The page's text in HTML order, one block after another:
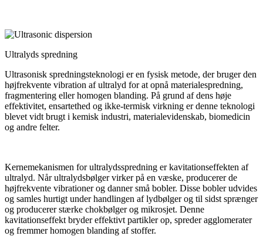
Ultralyds spredning
Ultrasonisk spredningsteknologi er en fysisk metode, der bruger den
højfrekvente vibration af ultralyd for at opnå materialespredning,
fragmentering eller homogen blanding. På grund af dens høje
effektivitet, ensartethed og ikke-termisk virkning er denne teknologi
blevet vidt brugt i kemisk industri, materialevidenskab, biomedicin
og andre felter.
Kernemekanismen for ultralydsspredning er kavitationseffekten af ​​
ultralyd. Når ultralydsbølger virker på en væske, producerer de
højfrekvente vibrationer og danner små bobler. Disse bobler udvides
og samles hurtigt under handlingen af ​​lydbølger og til sidst sprænger
og producerer stærke chokbølger og mikrosjet. Denne
kavitationseffekt bryder effektivt partikler op, spreder agglomerater
og fremmer homogen blanding af stoffer.